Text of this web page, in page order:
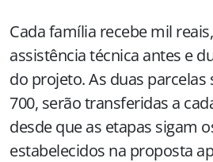
Cada família recebe mil
assistência técnica antes e
do projeto. As duas parcelas
700, serão transferidas a
desde que as etapas sigam
estabelecidos na proposta